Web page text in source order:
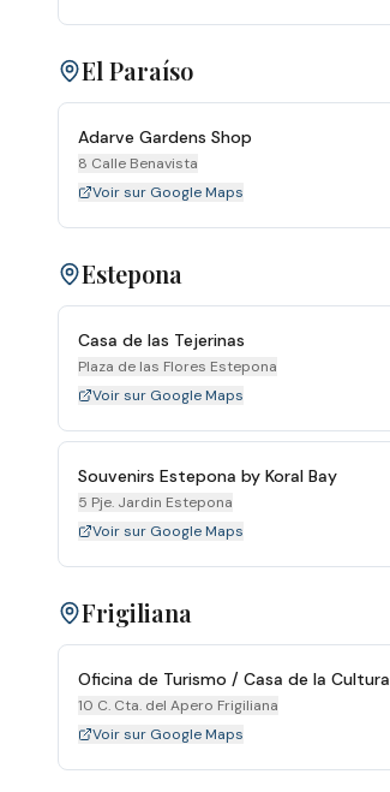
El Paraíso
Adarve Gardens Shop
8 Calle Benavista
Voir sur Google Maps
Estepona
Casa de las Tejerinas
Plaza de las Flores Estepona
Voir sur Google Maps
Souvenirs Estepona by Koral Bay
5 Pje. Jardin Estepona
Voir sur Google Maps
Frigiliana
Oficina de Turismo / Casa de la Cultura
10 C. Cta. del Apero Frigiliana
Voir sur Google Maps